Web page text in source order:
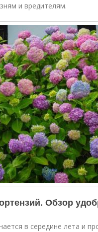
и вредителям.
Обзор
в середине лета и